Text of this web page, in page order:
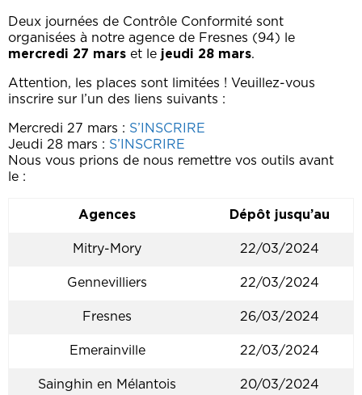
Deux journées de Contrôle Conformité sont
organisées à notre agence de Fresnes (94) le
mercredi 27 mars et le jeudi 28 mars.
Attention, les places sont limitées ! Veuillez-vous
inscrire sur l’un des liens suivants :
Mercredi 27 mars : S’INSCRIRE
Jeudi 28 mars : S’INSCRIRE
Nous vous prions de nous remettre vos outils avant
le :
Agences Dépôt jusqu’au
Mitry-Mory 22/03/2024
Gennevilliers 22/03/2024
Fresnes 26/03/2024
Emerainville 22/03/2024
Sainghin en Mélantois 20/03/2024